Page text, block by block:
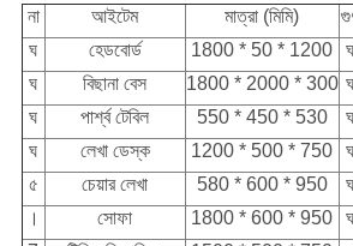
না
আইটেম মাত্রা (মিমি)
ঘ
হেডবোর্ড 1800 * 50 * 1200
ঘ
ঘ
বিছানা বেস 1800 * 2000 * 300 ঘ
ঘ
পার্শ্ব টেবিল 550 * 450 * 530
ঘ
ঘ
লেখা ডেস্ক 1200 * 500 * 750
ঘ
৫
চেয়ার লেখা 580 * 600 * 950
ঘ
।
সোফা 1800 * 600 * 950
ঘ